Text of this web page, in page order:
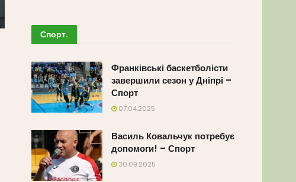
Спорт.
Франківські баскетболісти
завершили сезон у Дніпрі –
Спорт
07.04.2025
Василь Ковальчук потребує
допомоги! – Спорт
30.09.2025